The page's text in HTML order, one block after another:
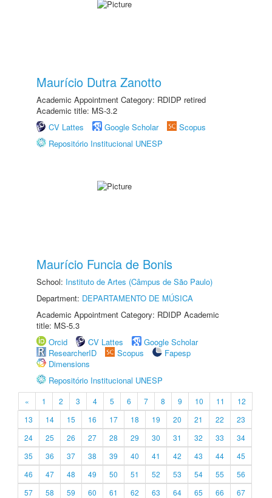
Maurício Dutra Zanotto
Academic Appointment Category: RDIDP retired
Academic title: MS-3.2
CV Lattes
Google Scholar
Scopus
Repositório Institucional UNESP
Maurício Funcia de Bonis
School: Instituto de Artes (Câmpus de São Paulo)
Department: DEPARTAMENTO DE MÚSICA
Academic Appointment Category: RDIDP Academic
title: MS-5.3
Orcid
CV Lattes
Google Scholar
ResearcherID
Scopus
Fapesp
Dimensions
Repositório Institucional UNESP
« 1 2 3 4 5 6 7 8 9 10 11
12
13
14 15 16 17 18 19 20 21 22
23
24
25 26 27 28 29 30 31 32 33
34
35
36 37 38 39 40 41 42 43 44
45
46
47 48 49 50 51 52 53 54 55
56
57
58 59 60 61 62 63 64 65 66
67